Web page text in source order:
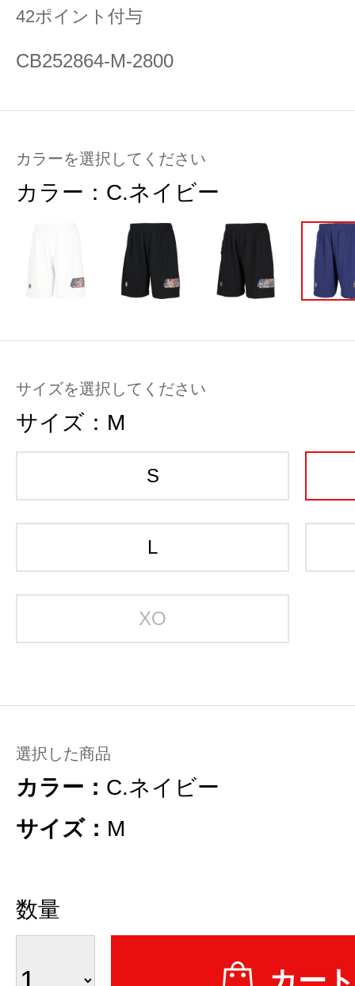
42ポイント付与
CB252864-M-2800
カラーを選択してください
カラー： C.ネイビー
サイズを選択してください
サイズ： M
S
L
XO
選択した商品
カラー： C.ネイビー
サイズ： M
数量